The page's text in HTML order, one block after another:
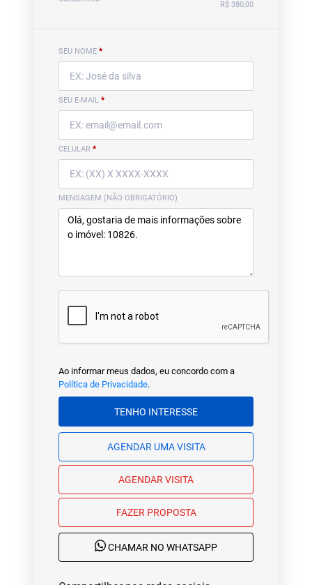
R$ 380,00
SEU NOME *
SEU E-MAIL *
CELULAR *
MENSAGEM (NÃO OBRIGATÓRIO)
Ao informar meus dados, eu concordo com a
Política de Privacidade.
TENHO INTERESSE
AGENDAR UMA VISITA
AGENDAR VISITA
FAZER PROPOSTA
CHAMAR NO WHATSAPP